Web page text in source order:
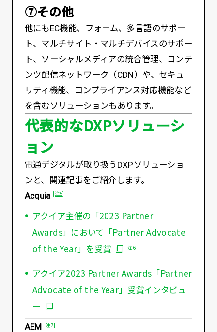
⑦その他
他にもEC機能、フォーム、多言語のサポー
ト、マルチサイト・マルチデバイスのサポー
ト、ソーシャルメディアの統合管理、コンテ
ンツ配信ネットワーク（CDN）や、セキュ
リティ機能、コンプライアンス対応機能など
を含むソリューションもあります。
代表的なDXPソリューシ
ョン
電通デジタルが取り扱うDXPソリューショ
ンと、関連記事をご紹介します。
Acquia
[注5]
アクイア主催の「2023 Partner
Awards」において「Partner Advocate
of the Year」を受賞
[注6]
アクイア2023 Partner Awards「Partner
Advocate of the Year」受賞インタビュ
ー
AEM [注7]